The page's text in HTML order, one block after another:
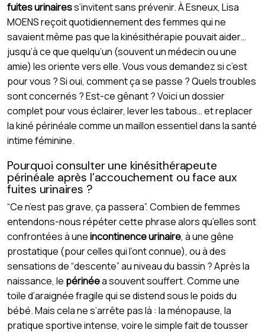
fuites urinairess’invitent sans prévenir. À Esneux, Lisa
MOENS reçoit quotidiennement des femmes qui ne
savaient même pas que la kinésithérapie pouvait aider…
jusqu’à ce que quelqu’un (souvent un médecin ou une
amie) les oriente vers elle. Vous vous demandez si c’est
pour vous ? Si oui, comment ça se passe ? Quels troubles
sont concernés ? Est-ce gênant ? Voici un dossier
complet pour vous éclairer, lever les tabous… et replacer
la kiné périnéale comme un maillon essentiel dans la santé
intime féminine.
Pourquoi consulter une kinésithérapeute
périnéale après l’accouchement ou face aux
fuites urinaires ?
“Ce n’est pas grave, ça passera”. Combien de femmes
entendons-nous répéter cette phrase alors qu’elles sont
confrontées à uneincontinence urinaire, à une gêne
prostatique (pour celles qui l’ont connue), ou à des
sensations de “descente” au niveau du bassin ? Après la
naissance, le périnéea souvent souffert. Comme une
toile d’araignée fragile qui se distend sous le poids du
bébé. Mais cela ne s’arrête pas là : la ménopause, la
pratique sportive intense, voire le simple fait de tousser